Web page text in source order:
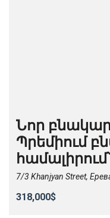
Նոր
Պրեմիում
7/3 Khanjyan Street,
318,000$